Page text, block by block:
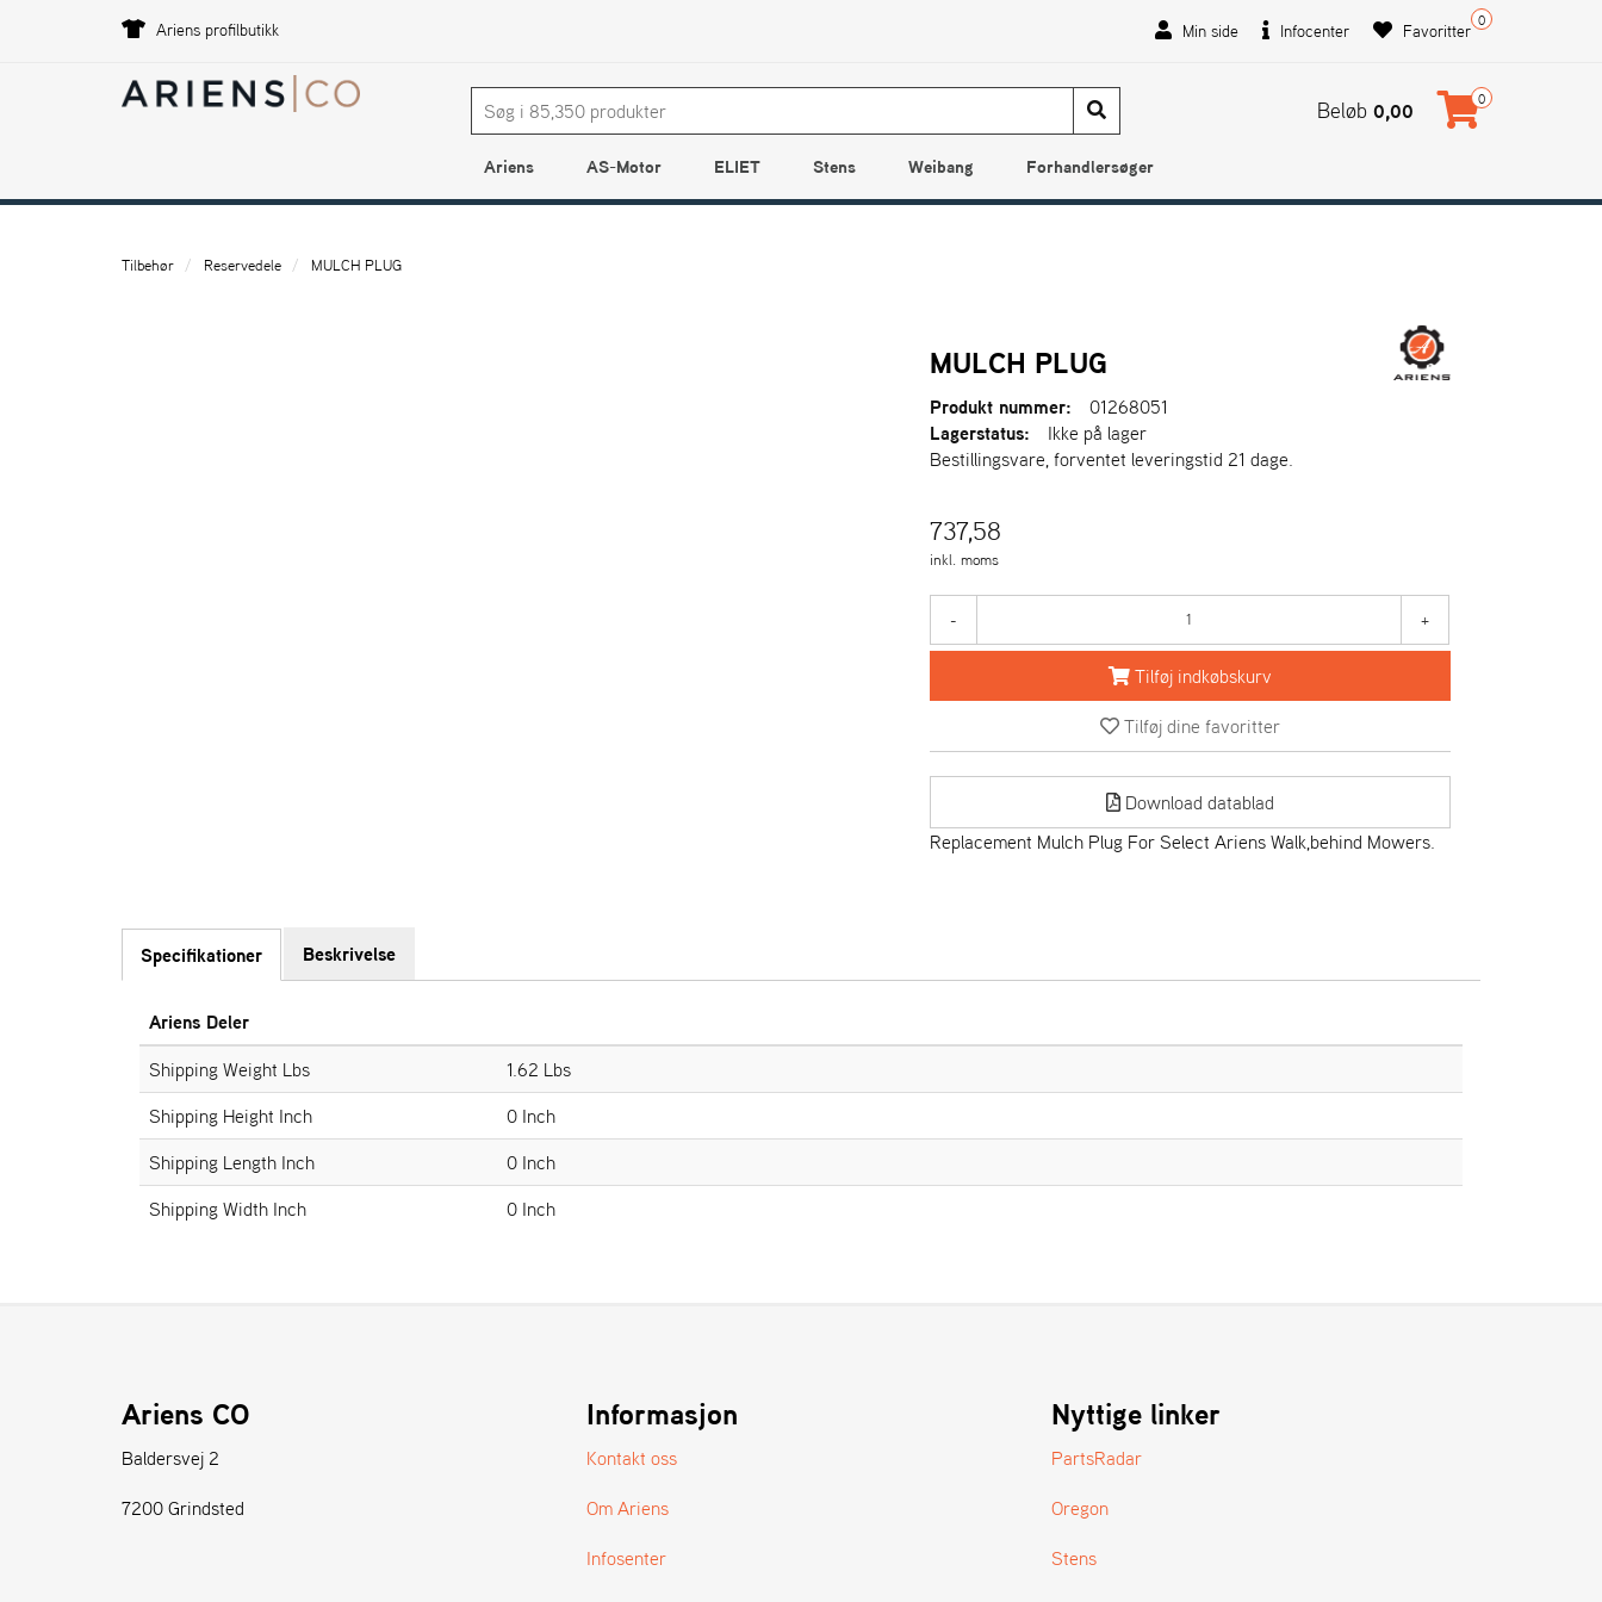
Ariens profilbutikk Min side Infocenter 0
Favoritter
Beløb 0,00 0
Ariens AS-Motor ELIET Stens Weibang Forhandlersøger
Tilbehør Reservedele MULCH PLUG
MULCH PLUG
Produkt nummer:
01268051
Lagerstatus:
Ikke på lager
Bestillingsvare, forventet leveringstid 21 dage.
737,58
inkl. moms
- +
Tilføj indkøbskurv
Tilføj dine favoritter
Download datablad
Replacement Mulch Plug For Select Ariens Walk,behind Mowers.
Specifikationer Beskrivelse
Ariens Deler
Shipping Weight Lbs
1.62 Lbs
Shipping Height Inch
0 Inch
Shipping Length Inch
0 Inch
Shipping Width Inch
0 Inch
Ariens CO
Baldersvej 2
7200 Grindsted
Informasjon
Kontakt oss
Om Ariens
Infosenter
Nyttige linker
PartsRadar
Oregon
Stens